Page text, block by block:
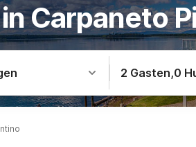
Carpaneto
2 Gasten,0